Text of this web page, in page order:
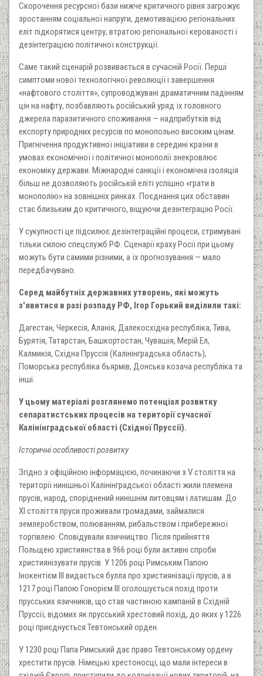
Скорочення ресурсної бази нижче критичного рівня загрожує
зростанням соціальної напруги, демотивацією регіональних
еліт підкорятися центру, втратою регіональної керованості і
дезінтеграцією політичної конструкції.
Саме такий сценарій розвивається в сучасній Росії. Перші
симптоми нової технологічної революції і завершення
«нафтового століття», супроводжувані драматичним падінням
цін на нафту, позбавляють російський уряд їх головного
джерела паразитичного споживання — надприбутків від
експорту природних ресурсів по монопольно високим цінам.
Пригнічення продуктивної ініціативи в середині країни в
умовах економічної і політичної монополії знекровлює
економіку держави. Міжнародні санкції і економічна ізоляція
більш не дозволяють російській еліті успішно «грати в
монополію» на зовнішніх ринках. Поєднання цих обставин
стає близьким до критичного, віщуючи дезінтеграцію Росії.
У сукупності це підсилює дезінтеграційні процеси, стримувані
тільки силою спецслужб РФ. Сценарії краху Росії при цьому
можуть бути самими різними, а їх прогнозування — мало
передбачувано.
Серед майбутніх державних утворень, які можуть
з'явитися в разі розпаду РФ, Ігор Горький виділили такі:
Дагестан, Черкесія, Аланія, Далекосхідна республіка, Тива,
Бурятія, Татарстан, Башкортостан, Чувашія, Мерій Ел,
Калмикія, Східна Пруссія (Калінінградська область),
Поморська республіка бьярмів, Донська козача республіка та
інші.
У цьому матеріалі розглянемо потенціал розвитку
сепаратистських процесів на території сучасної
Калінінградської області (Східної Пруссії).
Історичні особливості розвитку
Згідно з офіційною інформацією, починаючи з V століття на
території нинішньої Калінінградської області жили племена
прусів, народ, споріднений нинішнім литовцям і латишам. До
XI століття пруси проживали громадами, займалися
землеробством, полюванням, рибальством і прибережної
торгівлею. Сповідували язичництво. Після прийняття
Польщею християнства в 966 році були активні спроби
християнізувати прусів. У 1206 році Римським Папою
Інокентієм III видається булла про християнізації прусів, а в
1217 році Папою Гонорієм III оголошується похід проти
прусських язичників, що став частиною кампаній в Східній
Пруссії, відомих як прусський хрестовий похід, до яких у 1226
році приєднується Тевтонський орден.
У 1230 році Папа Римський дає право Тевтонському ордену
хрестити прусів. Німецькі хрестоносці, що мали інтереси в